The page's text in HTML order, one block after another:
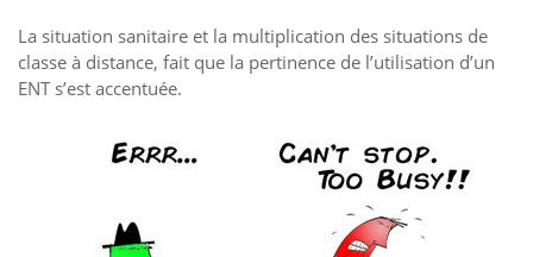
La situation sanitaire et la multiplication des situations de
classe à distance, fait que la pertinence de l’utilisation d’un
ENT s’est accentuée.